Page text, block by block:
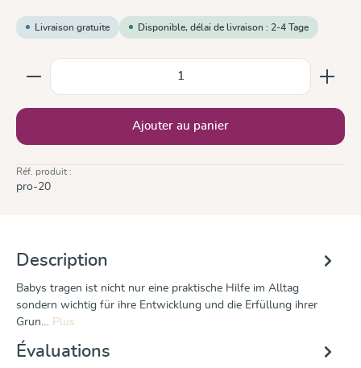
Livraison gratuite Disponible, délai de livraison : 2-4 Tage
Quantité de produit : Entrez la quantité souhaitée
Ajouter au panier
Réf. produit :
pro-20
Description
Babys tragen ist nicht nur eine praktische Hilfe im Alltag
sondern wichtig für ihre Entwicklung und die Erfüllung ihrer
Grun… Plus
Évaluations